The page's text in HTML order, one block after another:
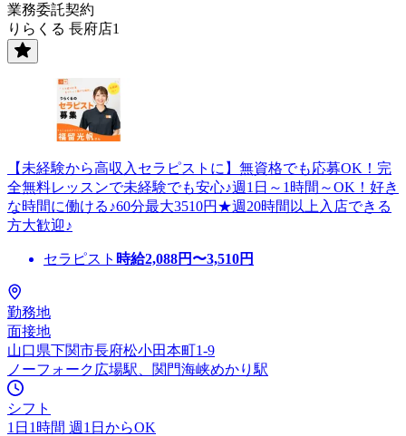
業務委託契約
りらくる 長府店1
【未経験から高収入セラピストに】無資格でも応募OK！完
全無料レッスンで未経験でも安心♪週1日～1時間～OK！好き
な時間に働ける♪60分最大3510円★週20時間以上入店できる
方大歓迎♪
セラピスト 時給2,088円〜3,510円
勤務地
面接地
山口県下関市長府松小田本町1-9
ノーフォーク広場駅、関門海峡めかり駅
シフト
1日1時間 週1日からOK